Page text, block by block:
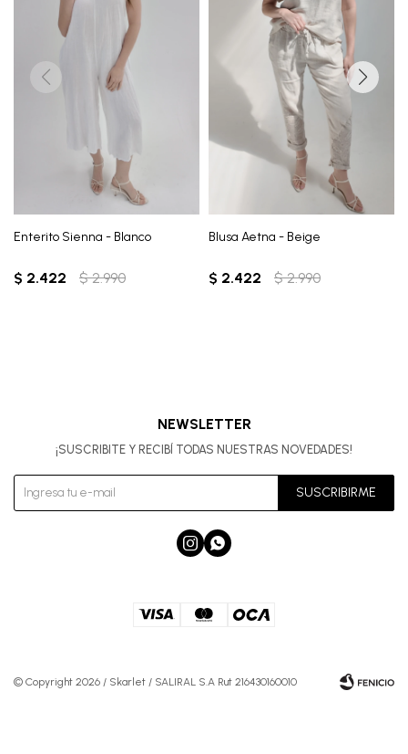
Enterito Sienna - Blanco
$ 2.422 $ 2.990
Blusa Aetna - Beige
$ 2.422 $ 2.990
NEWSLETTER
¡SUSCRIBITE Y RECIBÍ TODAS NUESTRAS NOVEDADES!
SUSCRIBIRME
 
© Copyright 2026 / Skarlet / SALIRAL S.A Rut 216430160010